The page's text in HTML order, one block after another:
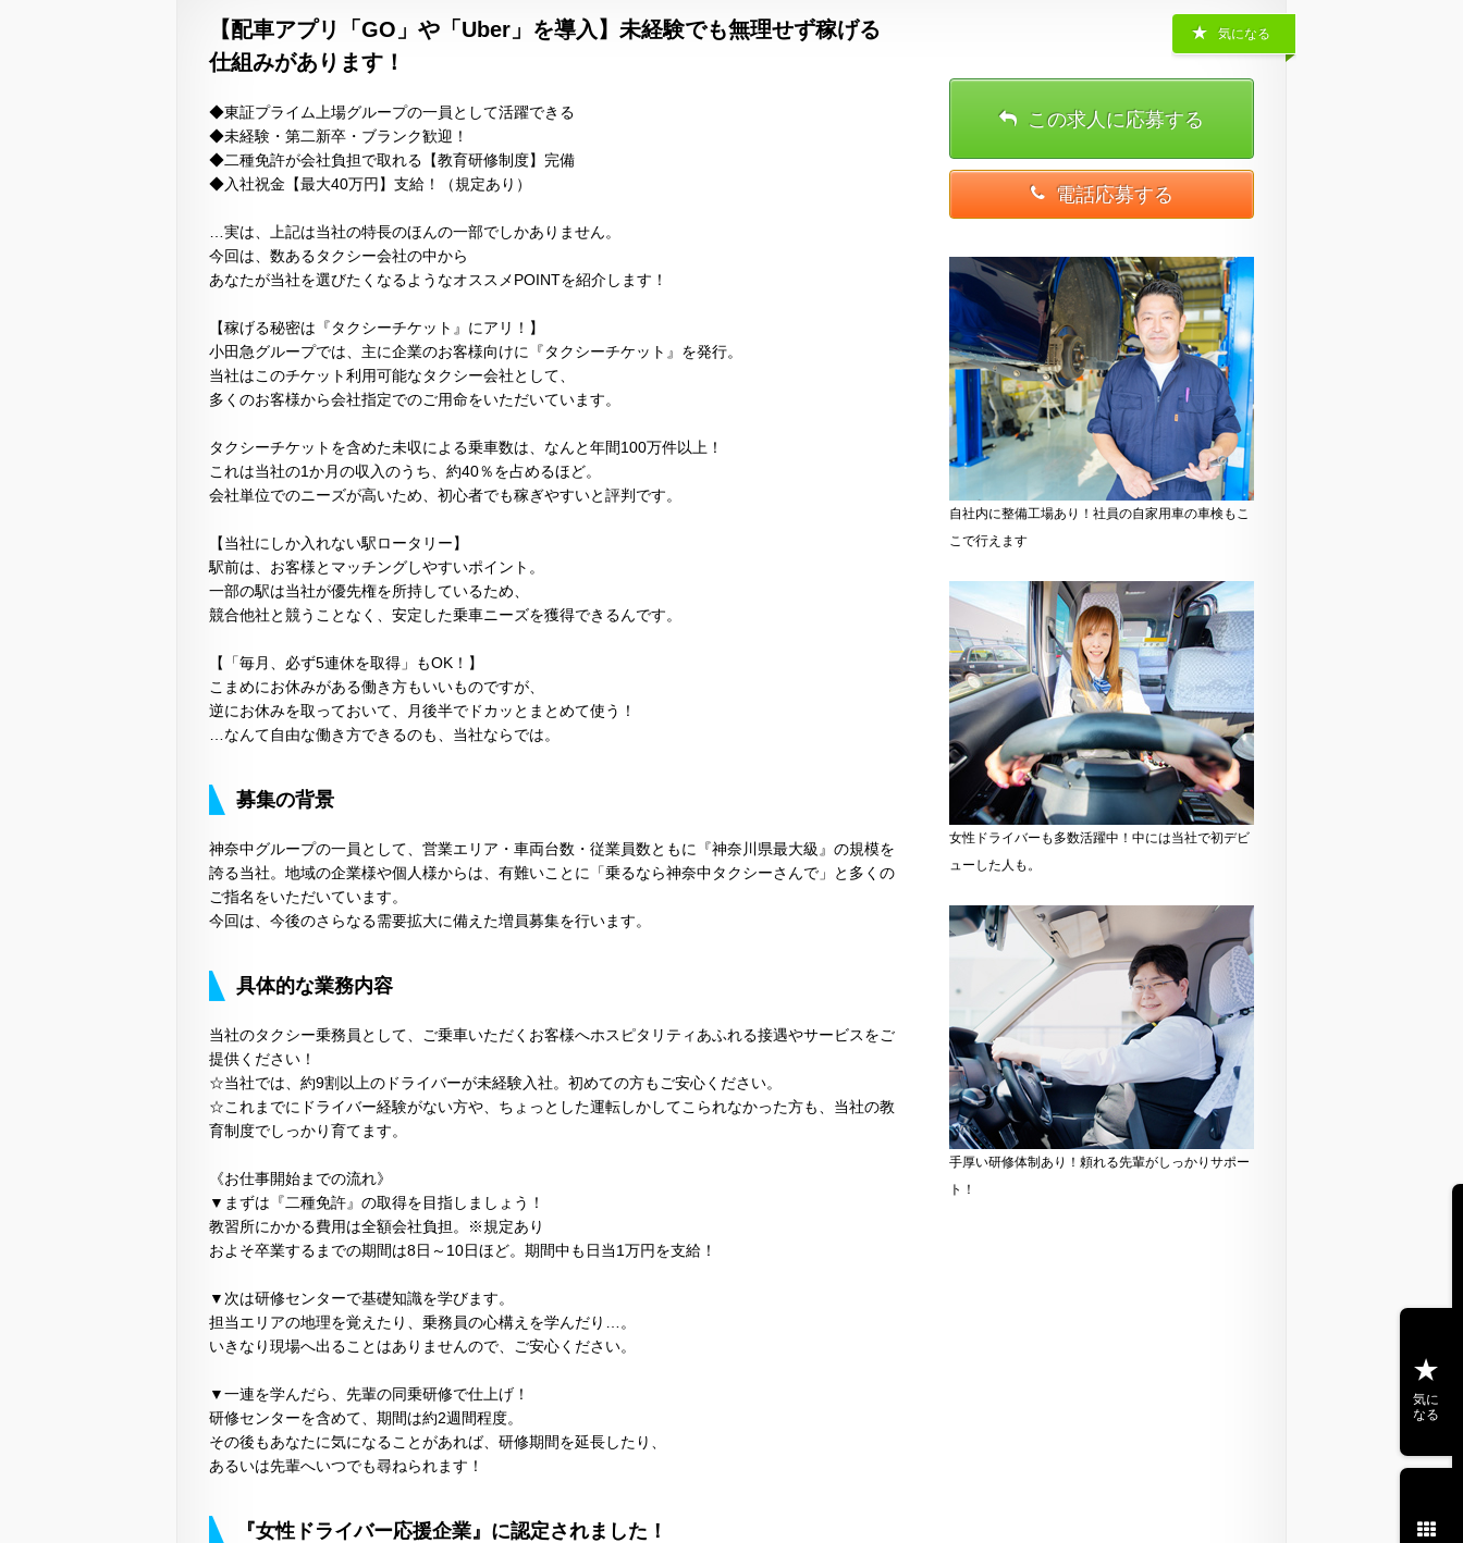
【配車アプリ「GO」や「Uber」を導入】未経験でも無理せず稼げる
仕組みがあります！
◆東証プライム上場グループの一員として活躍できる
◆未経験・第二新卒・ブランク歓迎！
◆二種免許が会社負担で取れる【教育研修制度】完備
◆入社祝金【最大40万円】支給！（規定あり）
…実は、上記は当社の特長のほんの一部でしかありません。
今回は、数あるタクシー会社の中から
あなたが当社を選びたくなるようなオススメPOINTを紹介します！
【稼げる秘密は『タクシーチケット』にアリ！】
小田急グループでは、主に企業のお客様向けに『タクシーチケット』を発行。
当社はこのチケット利用可能なタクシー会社として、
多くのお客様から会社指定でのご用命をいただいています。
タクシーチケットを含めた未収による乗車数は、なんと年間100万件以上！
これは当社の1か月の収入のうち、約40％を占めるほど。
会社単位でのニーズが高いため、初心者でも稼ぎやすいと評判です。
【当社にしか入れない駅ロータリー】
駅前は、お客様とマッチングしやすいポイント。
一部の駅は当社が優先権を所持しているため、
競合他社と競うことなく、安定した乗車ニーズを獲得できるんです。
【「毎月、必ず5連休を取得」もOK！】
こまめにお休みがある働き方もいいものですが、
逆にお休みを取っておいて、月後半でドカッとまとめて使う！
…なんて自由な働き方できるのも、当社ならでは。
募集の背景
神奈中グループの一員として、営業エリア・車両台数・従業員数ともに『神奈川県最大級』の規模を
誇る当社。地域の企業様や個人様からは、有難いことに「乗るなら神奈中タクシーさんで」と多くの
ご指名をいただいています。
今回は、今後のさらなる需要拡大に備えた増員募集を行います。
具体的な業務内容
当社のタクシー乗務員として、ご乗車いただくお客様へホスピタリティあふれる接遇やサービスをご
提供ください！
☆当社では、約9割以上のドライバーが未経験入社。初めての方もご安心ください。
☆これまでにドライバー経験がない方や、ちょっとした運転しかしてこられなかった方も、当社の教
育制度でしっかり育てます。
《お仕事開始までの流れ》
▼まずは『二種免許』の取得を目指しましょう！
教習所にかかる費用は全額会社負担。※規定あり
およそ卒業するまでの期間は8日～10日ほど。期間中も日当1万円を支給！
▼次は研修センターで基礎知識を学びます。
担当エリアの地理を覚えたり、乗務員の心構えを学んだり…。
いきなり現場へ出ることはありませんので、ご安心ください。
▼一連を学んだら、先輩の同乗研修で仕上げ！
研修センターを含めて、期間は約2週間程度。
その後もあなたに気になることがあれば、研修期間を延長したり、
あるいは先輩へいつでも尋ねられます！
『女性ドライバー応援企業』に認定されました！
気になる
この求人に応募する
電話応募する
自社内に整備工場あり！社員の自家用車の車検もこ
こで行えます
女性ドライバーも多数活躍中！中には当社で初デビ
ューした人も。
手厚い研修体制あり！頼れる先輩がしっかりサポー
ト！
気に
なる